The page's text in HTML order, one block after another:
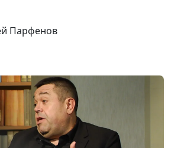
Нина Беликова
Нина Гвазава
Олег Кучуривский
Парфенов